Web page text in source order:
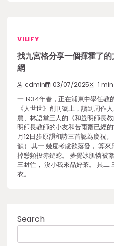
VILIFY
找九宮格分享一個揮霍了
網
admin 03/07/2025 1
一 1934年春，正在浦東中學任教
《人世世》創刊號上，讀到周作
農、林語堂三人的《和豈明師長
明師長教師的小友和苦雨齋已經
月12日步原韻和詩三首認為慶祝
韻） 其一 幾度考慮欲落發， 算來
掉戀頻投赤鏈蛇。 夢覺冰肌憐被
三封往， 沒小我來品好茶。 其二
衣。…
Search